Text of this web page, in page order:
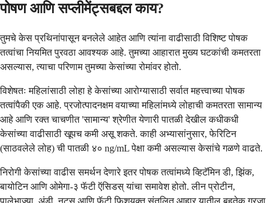
पोषण आणि सप्लीमेंट्सबद्दल काय?
तुमचे केस प्रथिनांपासून बनलेले आहेत आणि त्यांना वाढीसाठी विशिष्ट पोषक
तत्वांचा नियमित पुरवठा आवश्यक आहे. तुमच्या आहारात मुख्य घटकांची कमतरता
असल्यास, त्याचा परिणाम तुमच्या केसांच्या रोमांवर होतो.
विशेषतः महिलांसाठी लोहा हे केसांच्या आरोग्यासाठी सर्वात महत्त्वाच्या पोषक
तत्वांपैकी एक आहे. प्रजोत्पादनक्षम वयाच्या महिलांमध्ये लोहाची कमतरता सामान्य
आहे आणि रक्त चाचणीत 'सामान्य' श्रेणीत येणारी पातळी देखील कधीकधी
केसांच्या वाढीसाठी खूपच कमी असू शकते. काही अभ्यासांनुसार, फेरिटिन
(साठवलेले लोह) ची पातळी ४० ng/mL पेक्षा कमी असल्यास केसांचे गळणे वाढते.
निरोगी केसांच्या वाढीस समर्थन देणारे इतर पोषक तत्वांमध्ये व्हिटॅमिन डी, झिंक,
बायोटिन आणि ओमेगा-३ फॅटी ऍसिडस् यांचा समावेश होतो. लीन प्रोटीन,